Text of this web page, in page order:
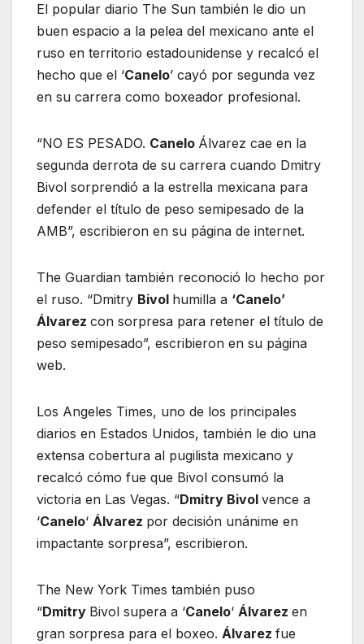
El popular diario The Sun también le dio un
buen espacio a la pelea del mexicano ante el
ruso en territorio estadounidense y recalcó el
hecho que el ‘Canelo’ cayó por segunda vez
en su carrera como boxeador profesional.
“NO ES PESADO. Canelo Álvarez cae en la
segunda derrota de su carrera cuando Dmitry
Bivol sorprendió a la estrella mexicana para
defender el título de peso semipesado de la
AMB”, escribieron en su página de internet.
The Guardian también reconoció lo hecho por
el ruso. “Dmitry Bivol humilla a ‘Canelo’
Álvarez con sorpresa para retener el título de
peso semipesado”, escribieron en su página
web.
Los Angeles Times, uno de los principales
diarios en Estados Unidos, también le dio una
extensa cobertura al pugilista mexicano y
recalcó cómo fue que Bivol consumó la
victoria en Las Vegas. “Dmitry Bivol vence a
‘Canelo‘ Álvarez por decisión unánime en
impactante sorpresa”, escribieron.
The New York Times también puso
“Dmitry Bivol supera a ‘Canelo‘ Álvarez en
gran sorpresa para el boxeo. Álvarez fue